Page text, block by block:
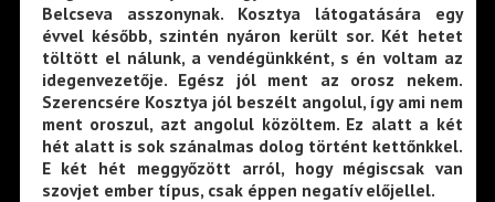
Belcseva asszonynak. Kosztya látogatására egy
évvel később, szintén nyáron került sor. Két hetet
töltött el nálunk, a vendégünkként, s én voltam az
idegenvezetője. Egész jól ment az orosz nekem.
Szerencsére Kosztya jól beszélt angolul, így ami nem
ment oroszul, azt angolul közöltem. Ez alatt a két
hét alatt is sok szánalmas dolog történt kettőnkkel.
E két hét meggyőzött arról, hogy mégiscsak van
szovjet ember típus, csak éppen negatív előjellel.